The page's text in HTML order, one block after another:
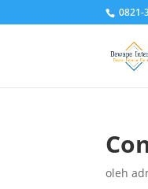
0821-
oleh